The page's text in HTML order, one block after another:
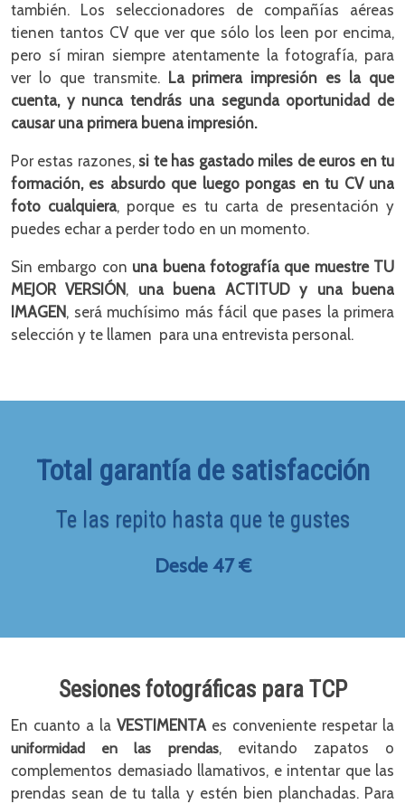
también. Los seleccionadores de compañías aéreas
tienen tantos CV que ver que sólo los leen por encima,
pero sí miran siempre atentamente la fotografía, para
ver lo que transmite. La primera impresión es la que
cuenta, y nunca tendrás una segunda oportunidad de
causar una primera buena impresión.
Por estas razones,si te has gastado miles de euros en tu
formación, es absurdo que luego pongas en tu CV una
foto cualquiera, porque es tu carta de presentación y
puedes echar a perder todo en un momento.
Sin embargo con una buena fotografía que muestre TU
MEJOR VERSIÓN, una buena ACTITUD y una buena
IMAGEN, será muchísimo más fácil que pases la primera
selección y te llamen para una entrevista personal.
Total garantía de satisfacción
Te las repito hasta que te gustes
Desde 47 €
Sesiones fotográficas para TCP
En cuanto a la VESTIMENTAes conveniente respetar la
uniformidad en las prendas, evitando zapatos o
complementos demasiado llamativos, e intentar que las
prendas sean de tu talla y estén bien planchadas. Para